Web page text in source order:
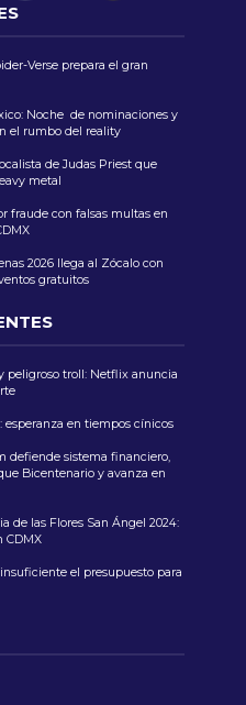
Verse prepara el gran
Noche de nominaciones y
el rumbo del reality
de Judas Priest que
metal
fraude con falsas multas en
2026 llega al Zócalo con
gratuitos
peligroso troll: Netflix anuncia
esperanza en tiempos cínicos
defiende sistema financiero,
Bicentenario y avanza en
de las Flores San Ángel 2024:
CDMX
el presupuesto para